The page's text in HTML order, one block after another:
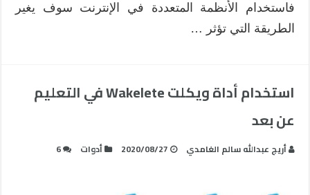
فاستخدام الأنظمة المتعددة في الإنترنت سوف يغير
الطريقة التي تؤثر …
استخدام أداة ويكلت Wakelete في التعليم
عن بعد
أريج عبدالله سالم الغامدي 2020/08/27 أدوات 6